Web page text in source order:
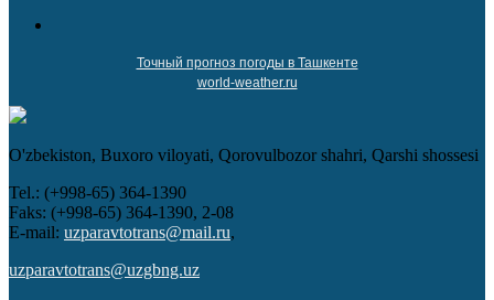
Точный прогноз погоды в Ташкенте
world-weather.ru
O'zbekiston, Buxoro viloyati, Qorovulbozor shahri, Qarshi shossesi
Tel.: (+998-65) 364-1390
Faks: (+998-65) 364-1390, 2-08
E-mail: uzparavtotrans@mail.ru,
uzparavtotrans@uzgbng.uz